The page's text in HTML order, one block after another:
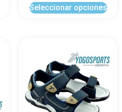
Seleccionar opciones